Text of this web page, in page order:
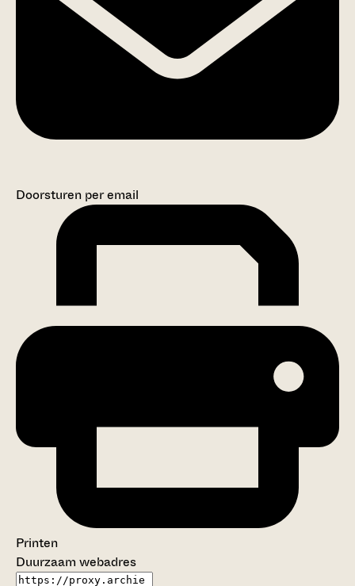
Doorsturen per email
Printen
Duurzaam webadres